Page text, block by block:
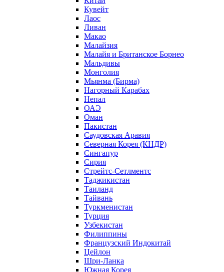
Кувейт
Лаос
Ливан
Макао
Малайзия
Малайя и Британское Борнео
Мальдивы
Монголия
Мьянма (Бирма)
Нагорный Карабах
Непал
ОАЭ
Оман
Пакистан
Саудовская Аравия
Северная Корея (КНДР)
Сингапур
Сирия
Стрейтс-Сетлментс
Таджикистан
Таиланд
Тайвань
Туркменистан
Турция
Узбекистан
Филиппины
Французский Индокитай
Цейлон
Шри-Ланка
Южная Корея